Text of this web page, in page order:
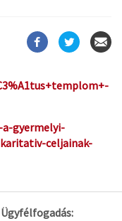
gyermelyi-
celjainak-
Ügyfélfogadás: